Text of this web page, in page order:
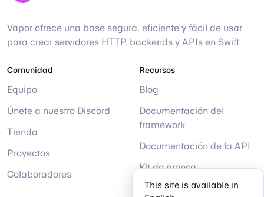
Vapor ofrece una base segura, eficiente y fácil de usar
para crear servidores HTTP, backends y APIs en Swift
Comunidad
Equipo
Únete a nuestro Discord
Tienda
Proyectos
Colaboradores
Recursos
Blog
Documentación del
framework
Documentación de la API
Kit de prensa
Ayuda
This site is available in